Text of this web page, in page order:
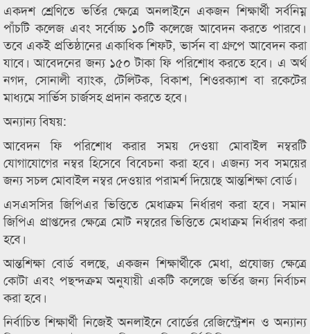
একদশ শ্রেণিতে ভর্তির ক্ষেত্রে অনলাইনে একজন শিক্ষার্থী সর্বনিম্ন
পাঁচটি কলেজ এবং সর্বোচ্চ ১০টি কলেজে আবেদন করতে পারবে।
তবে একই প্রতিষ্ঠানের একাধিক শিফট, ভার্সন বা গ্রুপে আবেদন করা
যাবে। আবেদনের জন্য ১৫০ টাকা ফি পরিশোধ করতে হবে। এ অর্থ
নগদ, সোনালী ব্যাংক, টেলিটক, বিকাশ, শিওরক্যাশ বা রকেটের
মাধ্যমে সার্ভিস চার্জসহ প্রদান করতে হবে।
অন্যান্য বিষয়:
আবেদন ফি পরিশোধ করার সময় দেওয়া মোবাইল নম্বরটি
যোগাযোগের নম্বর হিসেবে বিবেচনা করা হবে। এজন্য সব সময়ের
জন্য সচল মোবাইল নম্বর দেওয়ার পরামর্শ দিয়েছে আন্তশিক্ষা বোর্ড।
এসএসসির জিপিএর ভিত্তিতে মেধাক্রম নির্ধারণ করা হবে। সমান
জিপিএ প্রাপ্তদের ক্ষেত্রে মোট নম্বরের ভিত্তিতে মেধাক্রম নির্ধারণ করা
হবে।
আন্তশিক্ষা বোর্ড বলছে, একজন শিক্ষার্থীকে মেধা, প্রযোজ্য ক্ষেত্রে
কোটা এবং পছন্দক্রম অনুযায়ী একটি কলেজে ভর্তির জন্য নির্বাচন
করা হবে।
নির্বাচিত শিক্ষার্থী নিজেই অনলাইনে বোর্ডের রেজিস্ট্রেশন ও অন্যান্য